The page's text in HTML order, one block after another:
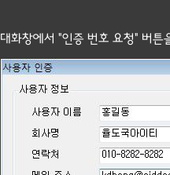
대화창에서 "인증 번호 요청" 버